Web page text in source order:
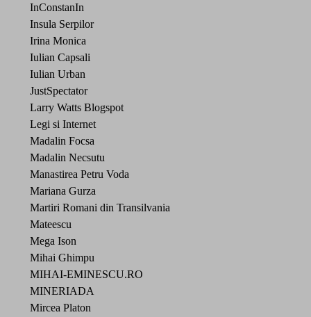
InConstanIn
Insula Serpilor
Irina Monica
Iulian Capsali
Iulian Urban
JustSpectator
Larry Watts Blogspot
Legi si Internet
Madalin Focsa
Madalin Necsutu
Manastirea Petru Voda
Mariana Gurza
Martiri Romani din Transilvania
Mateescu
Mega Ison
Mihai Ghimpu
MIHAI-EMINESCU.RO
MINERIADA
Mircea Platon